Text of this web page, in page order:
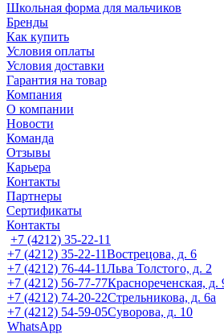
Школьная форма для мальчиков
Бренды
Как купить
Условия оплаты
Условия доставки
Гарантия на товар
Компания
О компании
Новости
Команда
Отзывы
Карьера
Контакты
Партнеры
Сертификаты
Контакты
+7 (4212) 35-22-11
+7 (4212) 35-22-11Вострецова, д. 6
+7 (4212) 76-44-11Льва Толстого, д. 2
+7 (4212) 56-77-77Краснореченская, д.
+7 (4212) 74-20-22Стрельникова, д. 6а
+7 (4212) 54-59-05Суворова, д. 10
WhatsApp